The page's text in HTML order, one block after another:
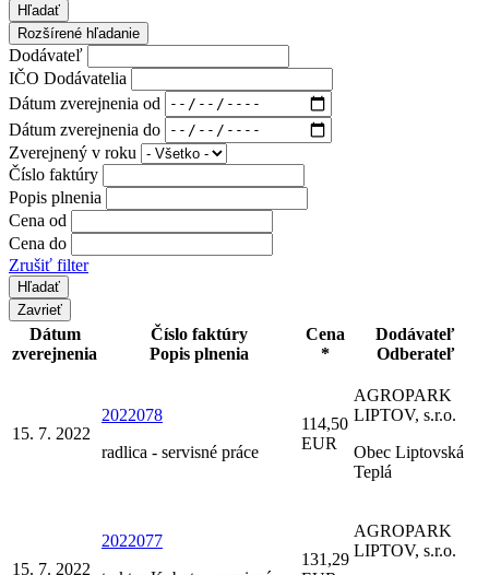
Hľadať
Rozšírené hľadanie
Dodávateľ
IČO Dodávatelia
Dátum zverejnenia od
Dátum zverejnenia do
Zverejnený v roku
Číslo faktúry
Popis plnenia
Cena od
Cena do
Zrušiť filter
Zavrieť
Dátum
zverejnenia
Číslo faktúry
Popis plnenia
Cena
*
Dodávateľ
Odberateľ
15. 7. 2022
2022078
radlica - servisné práce
114,50
EUR
AGROPARK
LIPTOV, s.r.o.
Obec Liptovská
Teplá
15. 7. 2022
2022077
131,29
AGROPARK
LIPTOV, s.r.o.